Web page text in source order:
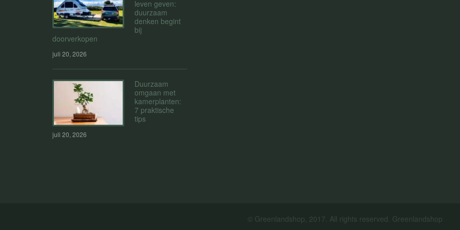
leven geven:
duurzaam
denken begint
bij
doorverkopen
juli 20, 2026
Duurzaam
omgaan met
kamerplanten:
7 praktische
tips
juli 20, 2026
© Greenlandshop, 2017. All rights reserved. Greenlandshop